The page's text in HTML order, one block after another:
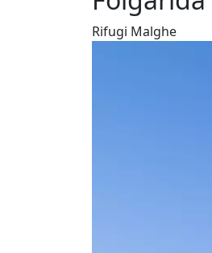
Rifugi Malghe